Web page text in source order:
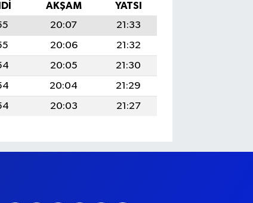
AKŞAM
YATSI
20:07
21:33
20:06
21:32
20:05
21:30
20:04
21:29
20:03 21:27